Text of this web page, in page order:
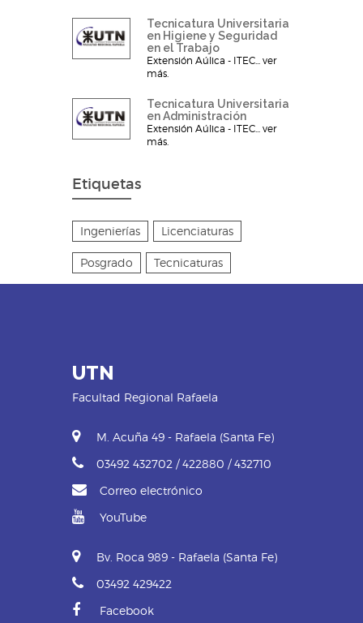
Tecnicatura Universitaria
en Higiene y Seguridad
en el Trabajo
Extensión Aúlica - ITEC... ver
más.
Tecnicatura Universitaria
en Administración
Extensión Aúlica - ITEC... ver
más.
Etiquetas
Ingenierías Licenciaturas
Posgrado Tecnicaturas
UTN
Facultad Regional Rafaela
M. Acuña 49 - Rafaela (Santa Fe)
03492 432702 / 422880 / 432710
Correo electrónico
YouTube
Bv. Roca 989 - Rafaela (Santa Fe)
03492 429422
Facebook